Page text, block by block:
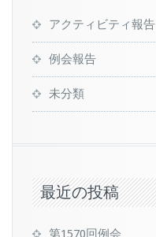
アクティビティ報告
例会報告
未分類
最近の投稿
第1570回例会